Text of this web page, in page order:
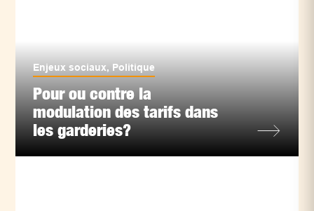
Enjeux sociaux, Politique
Pour ou contre la
modulation des tarifs dans
les garderies?